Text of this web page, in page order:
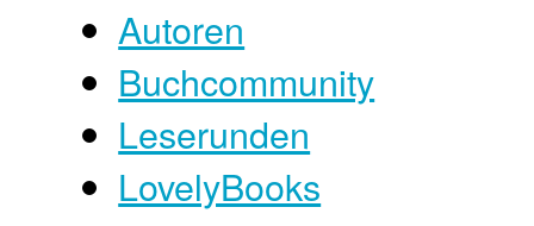
Autoren
Buchcommunity
Leserunden
LovelyBooks